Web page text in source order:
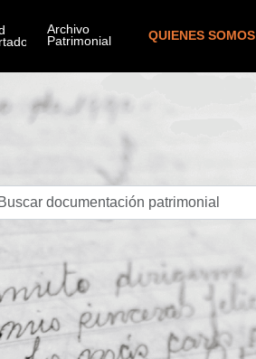
QUIENES SOMOS